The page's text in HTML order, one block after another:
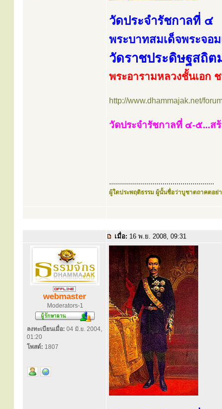
วัดประจำรัชกาลที่ ๔
พระบาทสมเด็จพระจอม
วัดราชประดิษฐสถิต
พระอารามหลวงชั้นเอก
http://www.dhammajak.net/
วัดประจำรัชกาลที่ ๔-๕...ส
.....................................................
ผู้ใดประพฤติธรรม ผู้นั้นชื่อว่าบูชาตถาคตอย่า
เมื่อ: 16 พ.ย. 2008, 09:31
webmaster
Moderators-1
ลงทะเบียนเมื่อ: 04 มิ.ย. 2004,
01:20
โพสต์: 1807